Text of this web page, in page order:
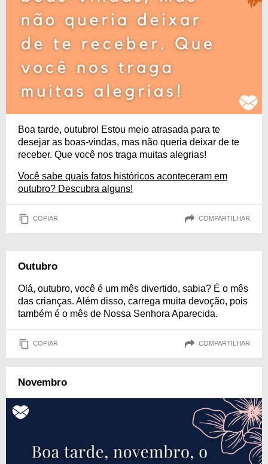
Boa tarde, outubro! Estou meio atrasada para te
desejar as boas-vindas, mas não queria deixar de te
receber. Que você nos traga muitas alegrias!
Você sabe quais fatos históricos aconteceram em
outubro? Descubra alguns!
COPIAR COMPARTILHAR
Outubro
Olá, outubro, você é um mês divertido, sabia? É o mês
das crianças. Além disso, carrega muita devoção, pois
também é o mês de Nossa Senhora Aparecida.
COPIAR COMPARTILHAR
Novembro